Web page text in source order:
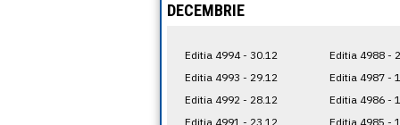
DECEMBRIE
Editia 4994 - 30.12
Editia 4993 - 29.12
Editia 4992 - 28.12
Editia 4991 - 23.12
Editia 4988 -
Editia 4987 -
Editia 4986 -
Editia 4985 -